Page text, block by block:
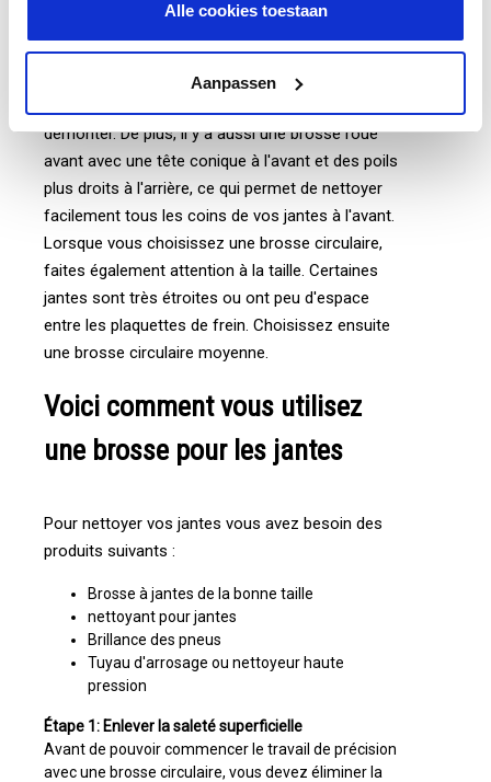
Alle cookies toestaan
Aanpassen
grande, mais aussi une qui a un angle de 45
degrés, de sorte que vous puissiez polir l'arrière
démonter. De plus, il y a aussi une brosse roue
avant avec une tête conique à l'avant et des poils
plus droits à l'arrière, ce qui permet de nettoyer
facilement tous les coins de vos jantes à l'avant.
Lorsque vous choisissez une brosse circulaire,
faites également attention à la taille. Certaines
jantes sont très étroites ou ont peu d'espace
entre les plaquettes de frein. Choisissez ensuite
une brosse circulaire moyenne.
Voici comment vous utilisez
une brosse pour les jantes
Pour nettoyer vos jantes vous avez besoin des
produits suivants :
Brosse à jantes de la bonne taille
nettoyant pour jantes
Brillance des pneus
Tuyau d'arrosage ou nettoyeur haute
pression
Étape 1: Enlever la saleté superficielle
Avant de pouvoir commencer le travail de précision
avec une brosse circulaire, vous devez éliminer la